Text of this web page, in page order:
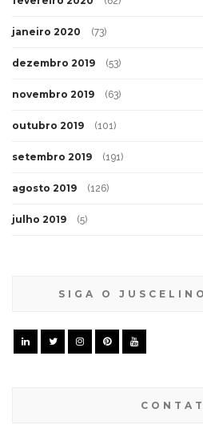
janeiro 2020 (73)
dezembro 2019 (53)
novembro 2019 (63)
outubro 2019 (101)
setembro 2019 (191)
agosto 2019 (126)
julho 2019 (5)
SIGA O